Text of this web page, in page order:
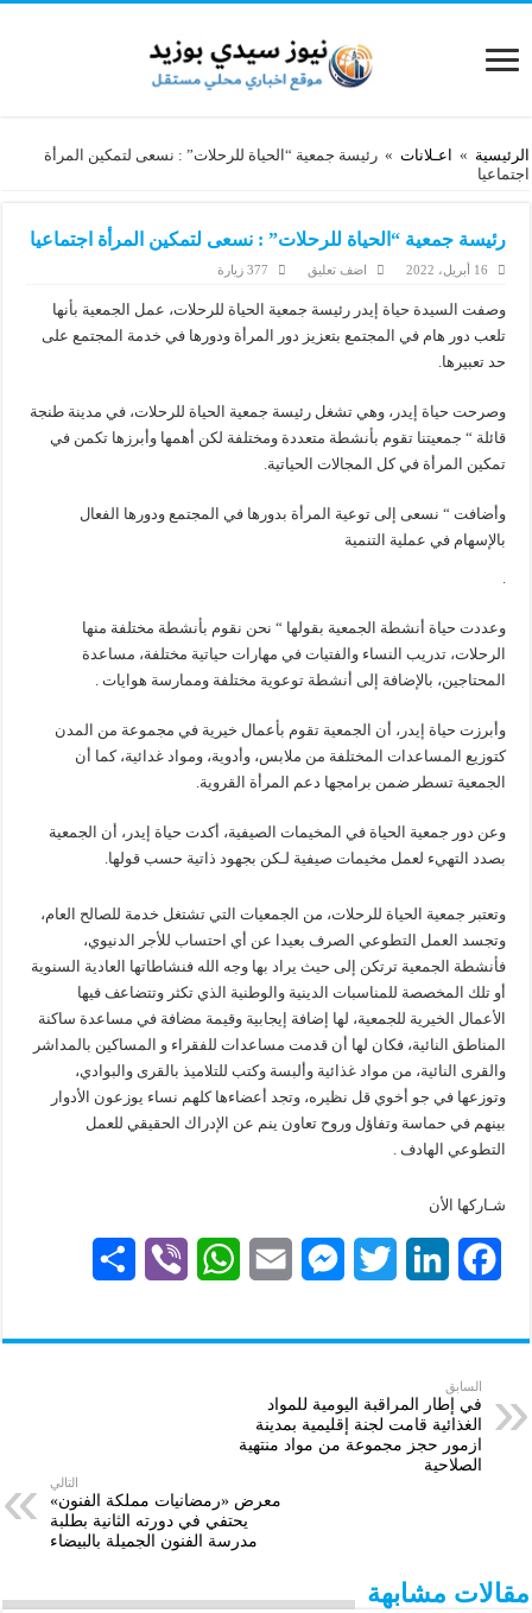
الرئيسية » اعـلانات » رئيسة جمعية “الحياة للرحلات” : نسعى لتمكين المرأة
اجتماعيا
رئيسة جمعية “الحياة للرحلات” : نسعى لتمكين المرأة اجتماعيا
16 أبريل، 2022 اضف تعليق 377 زيارة
وصفت السيدة حياة إيدر رئيسة جمعية الحياة للرحلات، عمل الجمعية بأنها
تلعب دور هام في المجتمع بتعزيز دور المرأة ودورها في خدمة المجتمع على
حد تعبيرها.
وصرحت حياة إيدر، وهي تشغل رئيسة جمعية الحياة للرحلات، في مدينة طنجة
قائلة “ جمعيتنا تقوم بأنشطة متعددة ومختلفة لكن أهمها وأبرزها تكمن في
تمكين المرأة في كل المجالات الحياتية.
وأضافت “ نسعى إلى توعية المرأة بدورها في المجتمع ودورها الفعال
بالإسهام في عملية التنمية
.
وعددت حياة أنشطة الجمعية بقولها “ نحن نقوم بأنشطة مختلفة منها
الرحلات، تدريب النساء والفتيات في مهارات حياتية مختلفة، مساعدة
المحتاجين، بالإضافة إلى أنشطة توعوية مختلفة وممارسة هوايات .
وأبرزت حياة إيدر، أن الجمعية تقوم بأعمال خيرية في مجموعة من المدن
كتوزيع المساعدات المختلفة من ملابس، وأدوية، ومواد غدائية، كما أن
الجمعية تسطر ضمن برامجها دعم المرأة القروية.
وعن دور جمعية الحياة في المخيمات الصيفية، أكدت حياة إيدر، أن الجمعية
بصدد التهيء لعمل مخيمات صيفية لـكن بجهود ذاتية حسب قولها.
وتعتبر جمعية الحياة للرحلات، من الجمعيات التي تشتغل خدمة للصالح العام،
وتجسد العمل التطوعي الصرف بعيدا عن أي احتساب للأجر الدنيوي،
فأنشطة الجمعية ترتكن إلى حيث يراد بها وجه الله فنشاطاتها العادية السنوية
أو تلك المخصصة للمناسبات الدينية والوطنية الذي تكثر وتتضاعف فيها
الأعمال الخيرية للجمعية، لها إضافة إيجابية وقيمة مضافة في مساعدة ساكنة
المناطق النائية، فكان لها أن قدمت مساعدات للفقراء و المساكين بالمداشر
والقرى النائية، من مواد غذائية وألبسة وكتب للتلاميذ بالقرى والبوادي،
وتوزعها في جو أخوي قل نظيره، وتجد أعضاءها كلهم نساء يوزعون الأدوار
بينهم في حماسة وتفاؤل وروح تعاون ينم عن الإدراك الحقيقي للعمل
التطوعي الهادف .
شـاركها الأن
c
e
b
o
n
e
i
M
s
e
r
a
W
a
p
b
a
السابق
في إطار المراقبة اليومية للمواد
الغذائية قامت لجنة إقليمية بمدينة
ازمور حجز مجموعة من مواد منتهية
الصلاحية
التالي
معرض «رمضانيات مملكة الفنون»
يحتفي في دورته الثانية بطلبة
مدرسة الفنون الجميلة بالبيضاء
مقالات مشابهة